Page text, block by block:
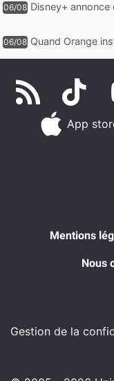
06/08 Disney+ annonce
06/08 Quand Orange
App
Mentions
Nous
Gestion de la